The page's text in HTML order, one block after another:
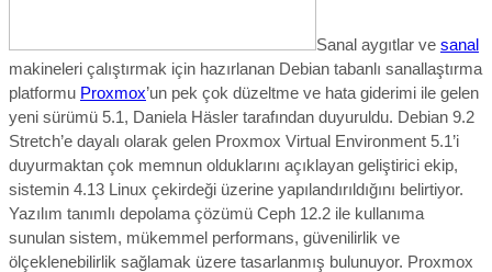
Sanal aygıtlar ve sanal
makineleri çalıştırmak için hazırlanan Debian tabanlı sanallaştırma
platformu Proxmox’un pek çok düzeltme ve hata giderimi ile gelen
yeni sürümü 5.1, Daniela Häsler tarafından duyuruldu. Debian 9.2
Stretch’e dayalı olarak gelen Proxmox Virtual Environment 5.1’i
duyurmaktan çok memnun olduklarını açıklayan geliştirici ekip,
sistemin 4.13 Linux çekirdeği üzerine yapılandırıldığını belirtiyor.
Yazılım tanımlı depolama çözümü Ceph 12.2 ile kullanıma
sunulan sistem, mükemmel performans, güvenilirlik ve
ölçeklenebilirlik sağlamak üzere tasarlanmış bulunuyor. Proxmox